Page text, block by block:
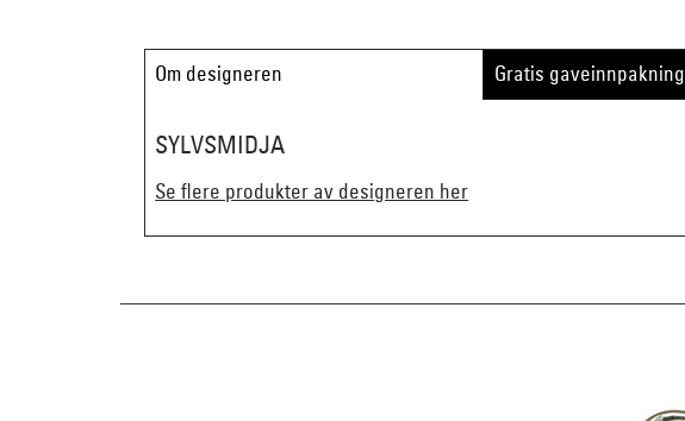
Om designeren Gratis gaveinnpakning
SYLVSMIDJA
Se flere produkter av designeren her